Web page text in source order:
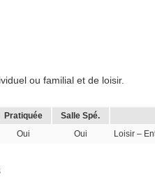
ou familial et de loisir.
Pratiquée Salle Spé.
Oui Oui Loisir –